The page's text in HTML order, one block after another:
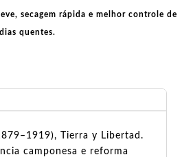
leve, secagem rápida e melhor controle de
quentes.
Tierra y Libertad.
camponesa e reforma